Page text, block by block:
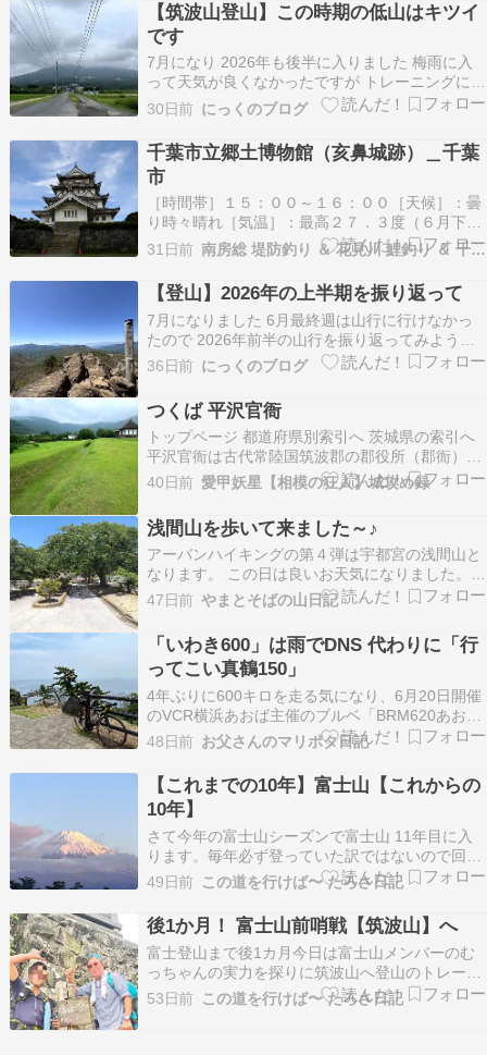
【筑波山登山】この時期の低山はキツイ
です
7月になり 2026年も後半に入りました 梅雨に入
って天気が良くなかったですが トレーニングに筑
波山へ山行してきました 天気を確認 出発です！
御幸ヶ原の登山口 御幸ヶ原に到着 最初のピーク
少しだけ見えた 御幸ヶ原に戻って 山頂に向けて
筑波山頂 下りましょう 弁慶七戻 気…
30日前 にっくのブログ
千葉市立郷土博物館（亥鼻城跡）＿千葉
市
［時間帯］１５：００～１６：００［天候］：曇
り時々晴れ［気温］：最高２７．３度（６月下旬
並）千葉市の千葉市立郷土博物館に行ってきまし
た。■基本情報施設名 ：千葉市立郷土博物館住所
：千葉県千葉市中央区亥鼻１丁目６－１営業時
間：９：００～１７：００休館日 ：月曜日（月曜
日が祝日の場…
31日前 南房総 堤防釣り ＆ 花見川 鯉釣り ＆ 千葉スポット巡り
【登山】2026年の上半期を振り返って
7月になりました 6月最終週は山行に行けなかっ
たので 2026年前半の山行を振り返ってみようと
思います 2026年1月～6月に登った山 山行デー
タ 振り返ってみて 記憶に残った山 1つ目の山 2つ
目の山 和歌山県最高峰の竜ヶ岳 奈良県と近畿最
高峰の八経ヶ岳 三重県最高峰の日出…
36日前 にっくのブログ
つくば 平沢官衙
トップページ 都道府県別索引へ 茨城県の索引へ
平沢官衙は古代常陸国筑波郡の郡役所（郡衙）の
跡で、南北に連なる筑波山塊の南西の方、北条大
池ほとりの丘の上にある。いまは史跡公園に整備
され、建物も当時の工法で3棟復元されている。
この日は雨雲が低く垂れ込めて濡れる足元を気に
しながら…
40日前 愛甲妖星【相模の狂人】城攻め録
浅間山を歩いて来ました～♪
アーバンハイキングの第４弾は宇都宮の浅間山と
なります。 この日は良いお天気になりました。
ゆっくり歩いていても汗が出ます。 という事で、
意識してゆっくりゆっくりと歩きました。 ほどな
くして山頂です。 こちらは三角点～ 眺めは最高
～でした。 遠くには筑波山も見えます。 この後
は、ゆ…
47日前 やまとそばの山日記
「いわき600」は雨でDNS 代わりに「行
ってこい真鶴150」
4年ぶりに600キロを走る気になり、6月20日開催
のVCR横浜あおば主催のブルベ「BRM620あおば
600kmいわき」にエントリー。8年ぶりの600キ
ロ完走を目指すはずだったが、2日前の天気予報
ではほぼ600キロ全てで雨が降ることになってお
り、勇者でもないフツーの年寄りとしては…
48日前 お父さんのマリポタ日記
【これまでの10年】富士山【これからの
10年】
さて今年の富士山シーズンで富士山 11年目に入
ります。毎年必ず登っていた訳ではないので回顧
録 覚書に５０歳の誕生日に何かしよう❗️と思いつ
いた富士登山2016年富士宮ルート無謀にも日帰り
計画（笑）この時は嫁と2人しかし嫁は高山病で
九合目でリタイヤ具合悪い嫁を残し単独登頂
（笑）2…
49日前 この道を行けば〜 たろさ日記
後1か月！ 富士山前哨戦【筑波山】へ
富士登山まで後1カ月今日は富士山メンバーのむ
っちゃんの実力を探りに筑波山へ登山のトレーニ
ングシャトルバス始発を狙って秋葉原つくばエク
スプレス駅5:45待ち合わせ改札近くのファミマに
53日前 この道を行けば〜 たろさ日記